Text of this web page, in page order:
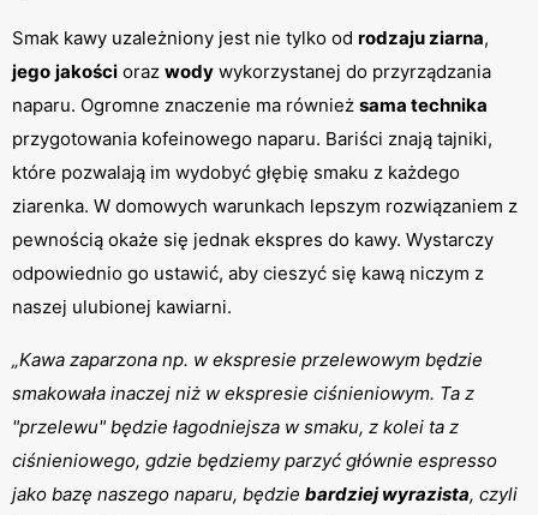
Smak kawy uzależniony jest nie tylko od rodzaju ziarna
jego jakości oraz wody wykorzystanej do przyrządzania
naparu. Ogromne znaczenie ma również sama technika
przygotowania kofeinowego naparu. Bariści znają tajniki,
które pozwalają im wydobyć głębię smaku z każdego
ziarenka. W domowych warunkach lepszym rozwiązaniem z
pewnością okaże się jednak ekspres do kawy. Wystarczy
odpowiednio go ustawić, aby cieszyć się kawą niczym z
naszej ulubionej kawiarni.
„Kawa zaparzona np. w ekspresie przelewowym będzie
smakowała inaczej niż w ekspresie ciśnieniowym. Ta z
"przelewu" będzie łagodniejsza w smaku, z kolei ta z
ciśnieniowego, gdzie będziemy parzyć głównie espresso
jako bazę naszego naparu, będzie bardziej wyrazista, czyli